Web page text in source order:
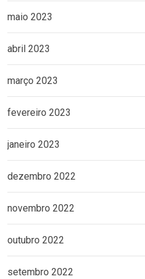
maio 2023
abril 2023
março 2023
fevereiro 2023
janeiro 2023
dezembro 2022
novembro 2022
outubro 2022
setembro 2022